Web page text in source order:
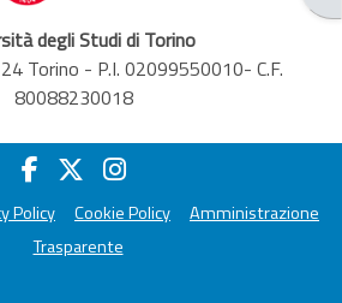
degli Studi di Torino
Torino - P.I. 02099550010- C.F.
80088230018
Policy Cookie Policy
Amministrazione
Trasparente